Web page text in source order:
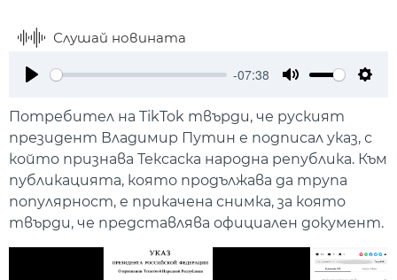
Слушай новината
-07:38
Потребител на TikTok твърди, че руският
президент Владимир Путин е подписал указ, с
който признава Тексаска народна република. Към
публикацията, която продължава да трупа
популярност, е прикачена снимка, за която
твърди, че представлява официален документ.